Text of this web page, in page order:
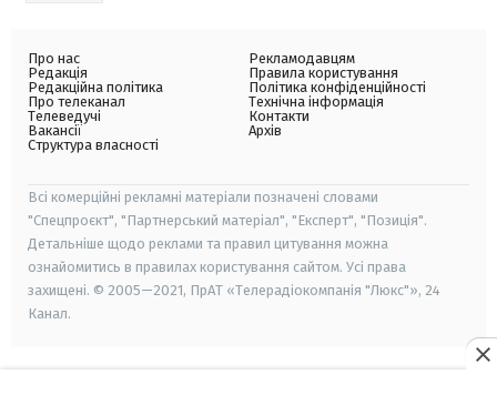
Про нас
Редакція
Редакційна політика
Про телеканал
Телеведучі
Вакансії
Структура власності
Рекламодавцям
Правила користування
Політика конфіденційності
Технічна інформація
Контакти
Архів
Всі комерційні рекламні матеріали позначені словами
"Спецпроєкт", "Партнерський матеріал", "Експерт", "Позиція".
Детальніше щодо реклами та правил цитування можна
ознайомитись в правилах користування сайтом. Усі права
захищені. © 2005—2021, ПрАТ «Телерадіокомпанія "Люкс"», 24
Канал.